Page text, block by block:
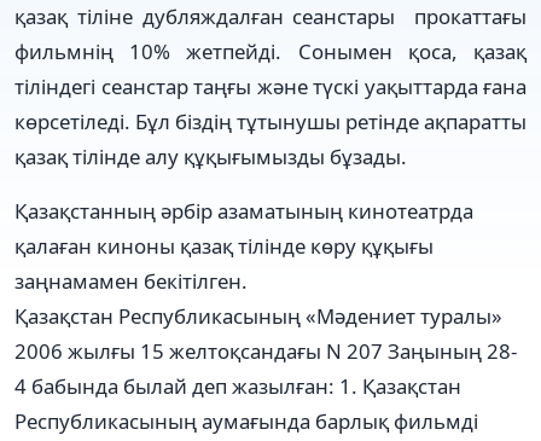
қазақ тіліне дубляждалған сеанстары прокаттағы
фильмнің 10% жетпейді. Сонымен қоса, қазақ
тіліндегі сеанстар таңғы және түскі уақыттарда ғана
көрсетіледі. Бұл біздің тұтынушы ретінде ақпаратты
қазақ тілінде алу құқығымызды бұзады.
Қазақстанның әрбір азаматының кинотеатрда
қалаған киноны қазақ тілінде көру құқығы
заңнамамен бекітілген.
Қазақстан Республикасының «Мәдениет туралы»
2006 жылғы 15 желтоқсандағы N 207 Заңының 28-
4 бабында былай деп жазылған: 1. Қазақстан
Республикасының аумағында барлық фильмді